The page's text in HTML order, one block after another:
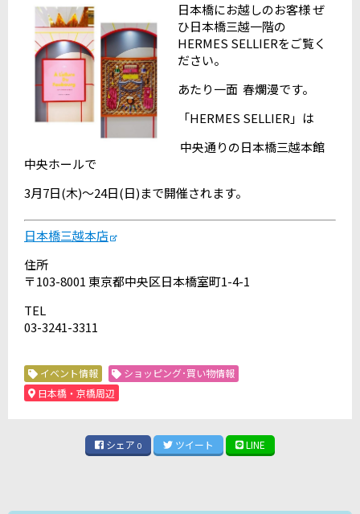
日本橋にお越しのお客様 ぜ
ひ日本橋三越一階の
HERMES SELLIERをご覧く
ださい。
あたり一面 春爛漫です。
「HERMES SELLIER」は
中央通りの日本橋三越本館
中央ホールで
3月7日(木)～24日(日)まで開催されます。
日本橋三越本店
住所
〒103-8001 東京都中央区日本橋室町1-4-1
TEL
03-3241-3311
イベント情報
ショッピング･買い物情報
日本橋・京橋周辺
シェア 0 ツイート LINE